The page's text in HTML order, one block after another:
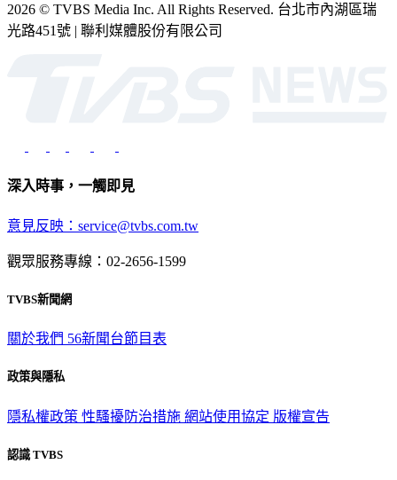
2026 © TVBS Media Inc. All Rights Reserved. 台北市內湖區瑞
光路451號 | 聯利媒體股份有限公司
深入時事，一觸即見
意見反映：service@tvbs.com.tw
觀眾服務專線：02-2656-1599
TVBS新聞網
關於我們 56新聞台節目表
政策與隱私
隱私權政策 性騷擾防治措施 網站使用協定 版權宣告
認識 TVBS